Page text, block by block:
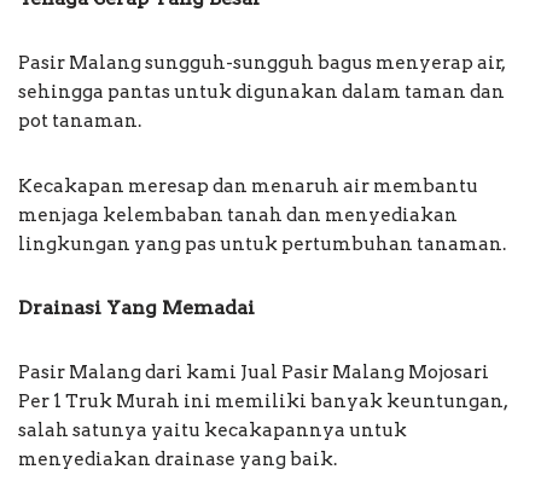
Pasir Malang sungguh-sungguh bagus menyerap air,
sehingga pantas untuk digunakan dalam taman dan
pot tanaman.
Kecakapan meresap dan menaruh air membantu
menjaga kelembaban tanah dan menyediakan
lingkungan yang pas untuk pertumbuhan tanaman.
Drainasi Yang Memadai
Pasir Malang dari kami Jual Pasir Malang Mojosari
Per 1 Truk Murah ini memiliki banyak keuntungan,
salah satunya yaitu kecakapannya untuk
menyediakan drainase yang baik.